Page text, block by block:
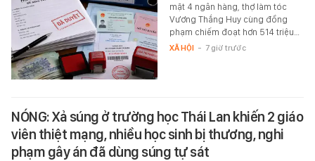
mặt 4 ngân hàng, thợ làm tóc
Vương Thắng Huy cùng đồng
phạm chiếm đoạt hơn 514 triệu…
XÃ HỘI - 7 giờ trước
NÓNG: Xả súng ở trường học Thái Lan khiến 2 giáo
viên thiệt mạng, nhiều học sinh bị thương, nghi
phạm gây án đã dùng súng tự sát